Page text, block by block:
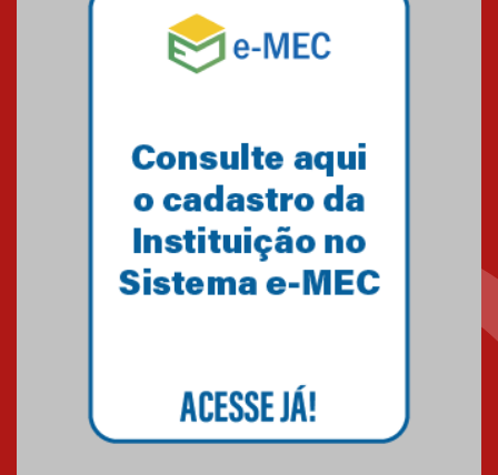
Mackenzie mobiliza campanha
solidária para apoiar famílias em
Minas Gerais
Primeiro culto do ano ressalta o
27.02.2026